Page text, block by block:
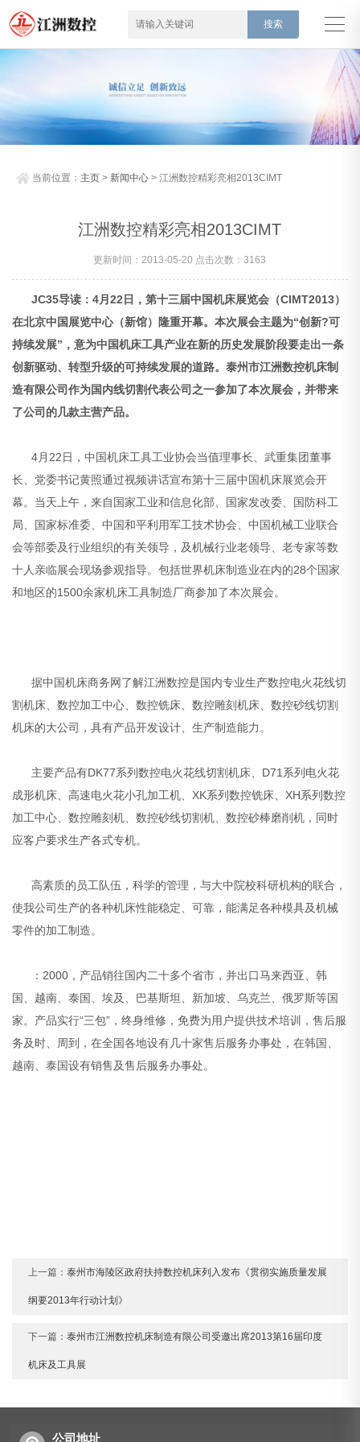
当前位置： 主页 > 新闻中心 > 江洲数控精彩亮相2013CIMT
江洲数控精彩亮相2013CIMT
更新时间：2013-05-20 点击次数：3163
JC35导读：4月22日，第十三届中国机床展览会（CIMT2013）
在北京中国展览中心（新馆）隆重开幕。本次展会主题为“创新?可
持续发展”，意为中国机床工具产业在新的历史发展阶段要走出一条
创新驱动、转型升级的可持续发展的道路。泰州市江洲数控机床制
造有限公司作为国内线切割代表公司之一参加了本次展会，并带来
了公司的几款主营产品。
4月22日，中国机床工具工业协会当值理事长、武重集团董事
长、党委书记黄照通过视频讲话宣布第十三届中国机床展览会开
幕。当天上午，来自国家工业和信息化部、国家发改委、国防科工
局、国家标准委、中国和平利用军工技术协会、中国机械工业联合
会等部委及行业组织的有关领导，及机械行业老领导、老专家等数
十人亲临展会现场参观指导。包括世界机床制造业在内的28个国家
和地区的1500余家机床工具制造厂商参加了本次展会。
据中国机床商务网了解江洲数控是国内专业生产数控电火花线切
割机床、数控加工中心、数控铣床、数控雕刻机床、数控砂线切割
机床的大公司，具有产品开发设计、生产制造能力。
主要产品有DK77系列数控电火花线切割机床、D71系列电火花
成形机床、高速电火花小孔加工机、XK系列数控铣床、XH系列数控
加工中心、数控雕刻机、数控砂线切割机、数控砂棒磨削机，同时
应客户要求生产各式专机。
高素质的员工队伍，科学的管理，与大中院校科研机构的联合，
使我公司生产的各种机床性能稳定、可靠，能满足各种模具及机械
零件的加工制造。
：2000，产品销往国内二十多个省市，并出口马来西亚、韩
国、越南、泰国、埃及、巴基斯坦、新加坡、乌克兰、俄罗斯等国
家。产品实行“三包”，终身维修，免费为用户提供技术培训，售后服
务及时、周到，在全国各地设有几十家售后服务办事处，在韩国、
越南、泰国设有销售及售后服务办事处。
上一篇：泰州市海陵区政府扶持数控机床列入发布《贯彻实施质量发展
纲要2013年行动计划》
下一篇：泰州市江洲数控机床制造有限公司受邀出席2013第16届印度
机床及工具展
公司地址